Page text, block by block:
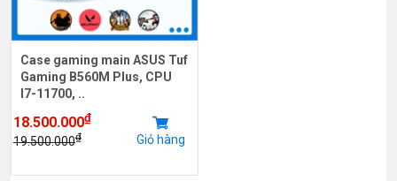
Case gaming main ASUS Tuf
Gaming B560M Plus, CPU
I7-11700, ..
18.500.000₫
19.500.000₫ Giỏ hàng